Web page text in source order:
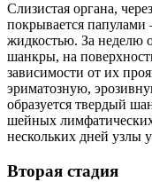
Слизистая органа,
покрывается папулами
жидкостью. За неделю
шанкры, на
зависимости от их
эриматозную,
образуется твердый
шейных
нескольких дней узлы
Вторая стадия